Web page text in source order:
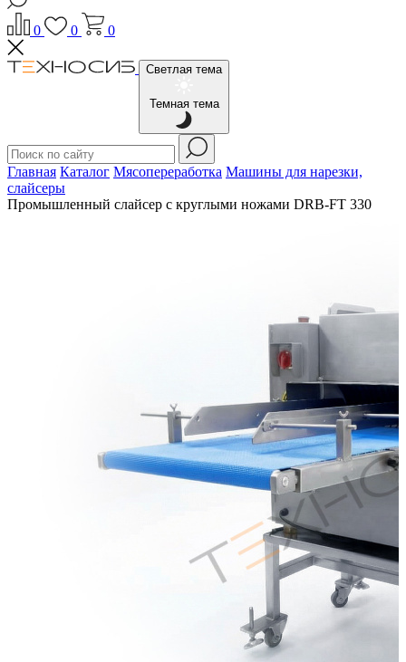
0 0 0
Светлая тема
Темная тема
Главная Каталог Мясопереработка Машины для нарезки,
слайсеры
Промышленный слайсер с круглыми ножами DRB-FT 330